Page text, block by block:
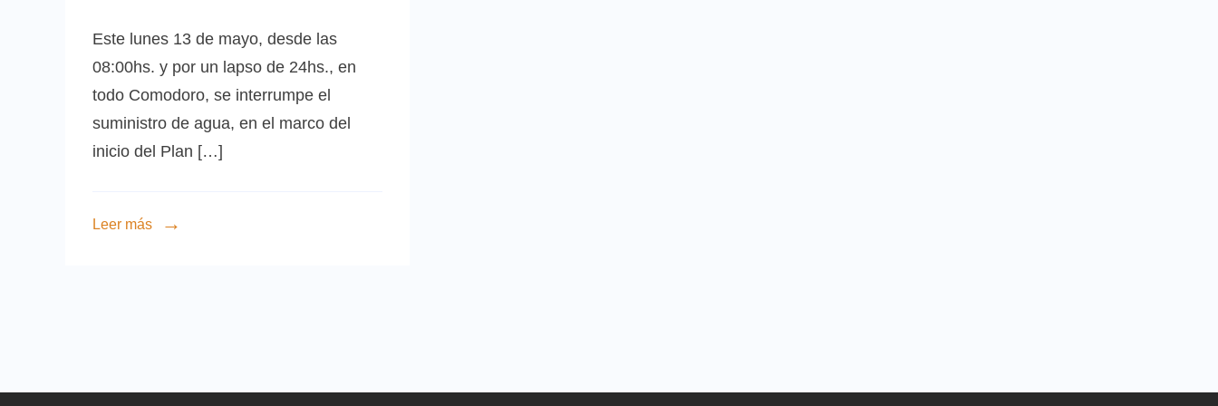
Este lunes 13 de mayo, desde las
08:00hs. y por un lapso de 24hs., en
todo Comodoro, se interrumpe el
suministro de agua, en el marco del
inicio del Plan […]
Leer más